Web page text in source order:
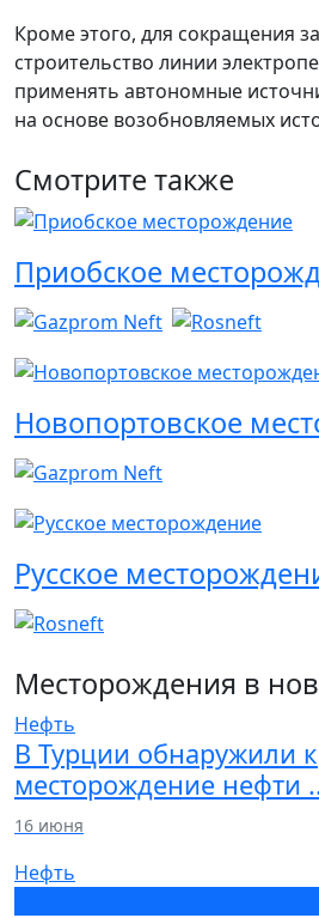
Кроме этого, для сокращения
строительство линии
применять автономные
на основе возобновляемых
Смотрите также
Приобское
Новопортовское
Русское
Месторождения в
Нефть
В Турции обнаружили
месторождение нефти
16 июня
Нефть